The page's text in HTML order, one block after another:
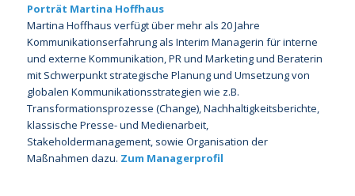
Porträt Martina Hoffhaus
Martina Hoffhaus verfügt über mehr als 20 Jahre
Kommunikationserfahrung als Interim Managerin für interne
und externe Kommunikation, PR und Marketing und Beraterin
mit Schwerpunkt strategische Planung und Umsetzung von
globalen Kommunikationsstrategien wie z.B.
Transformationsprozesse (Change), Nachhaltigkeitsberichte,
klassische Presse- und Medienarbeit,
Stakeholdermanagement, sowie Organisation der
Maßnahmen dazu. Zum Managerprofil